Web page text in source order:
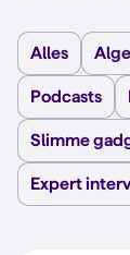
Alles
Podcasts
Slimme
Expert